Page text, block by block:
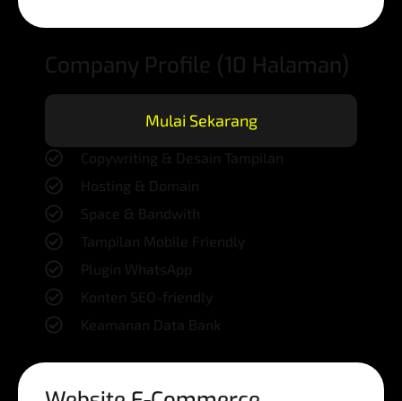
Company Profile (10 Halaman)
Mulai Sekarang
Copywriting & Desain Tampilan
Hosting & Domain
Space & Bandwith
Tampilan Mobile Friendly
Plugin WhatsApp
Konten SEO-friendly
Keamanan Data Bank